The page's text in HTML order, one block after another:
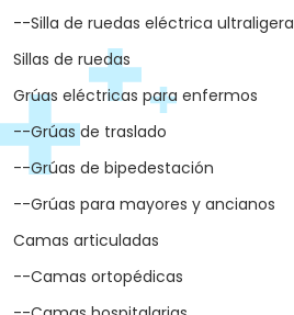
--Silla de ruedas eléctrica ultraligera
Sillas de ruedas
Grúas eléctricas para enfermos
--Grúas de traslado
--Grúas de bipedestación
--Grúas para mayores y ancianos
Camas articuladas
--Camas ortopédicas